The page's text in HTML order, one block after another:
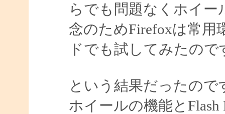
らでも問題なくホイ
念のためFirefoxは常用
ドでも試してみたの
という結果だったの
ホイールの機能と